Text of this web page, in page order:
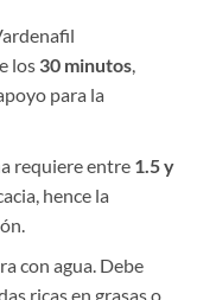
los 30 minutos,
para la
requiere entre 1.5 y
hence la
con agua. Debe
ricas en grasas o